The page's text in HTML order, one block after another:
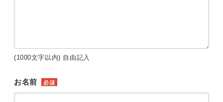
(1000文字以内) 自由記入
お名前 必須